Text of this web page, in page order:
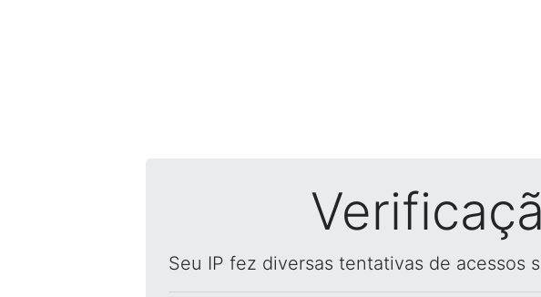
Seu IP fez diversas tentativas de acessos